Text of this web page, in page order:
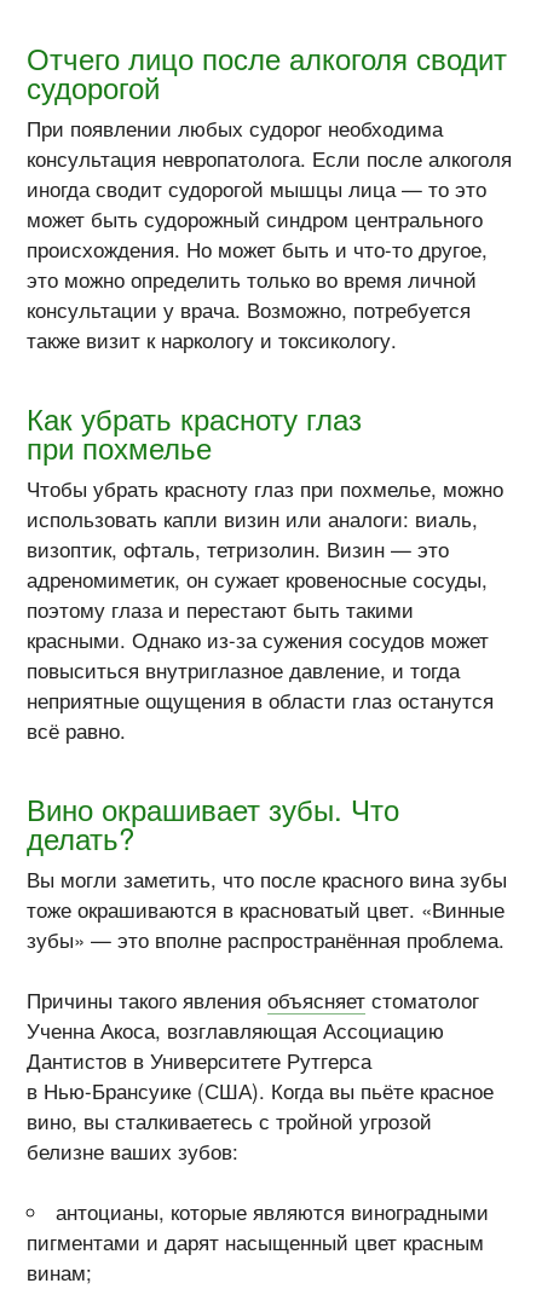
Отчего лицо после алкоголя сводит
судорогой
При появлении любых судорог необходима
консультация невропатолога. Если после алкоголя
иногда сводит судорогой мышцы лица — то это
может быть судорожный синдром центрального
происхождения. Но может быть и что-то другое,
это можно определить только во время личной
консультации у врача. Возможно, потребуется
также визит к наркологу и токсикологу.
Как убрать красноту глаз
при похмелье
Чтобы убрать красноту глаз при похмелье, можно
использовать капли визин или аналоги: виаль,
визоптик, офталь, тетризолин. Визин — это
адреномиметик, он сужает кровеносные сосуды,
поэтому глаза и перестают быть такими
красными. Однако из-засужения сосудов может
повыситься внутриглазное давление, и тогда
неприятные ощущения в области глаз останутся
всё равно.
Вино окрашивает зубы. Что
делать?
Вы могли заметить, что после красного вина зубы
тоже окрашиваются в красноватый цвет. «Винные
зубы» — это вполне распространённая проблема.
Причины такого явленияобъясняет стоматолог
Ученна Акоса, возглавляющая Ассоциацию
Дантистов в Университете Рутгерса
в Нью-Брансуике (США). Когда вы пьёте красное
вино, вы сталкиваетесь с тройной угрозой
белизне ваших зубов:
антоцианы, которые являются виноградными
пигментами и дарят насыщенный цвет красным
винам;